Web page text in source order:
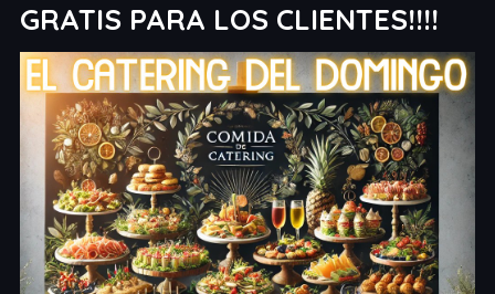
GRATIS PARA LOS CLIENTES!!!!